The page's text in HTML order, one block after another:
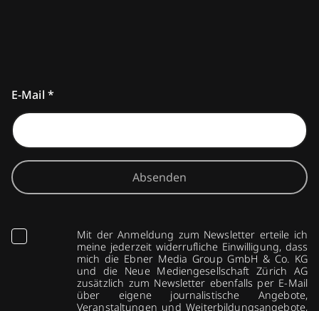
E-Mail *
Absenden
Mit der Anmeldung zum Newsletter erteile ich
meine jederzeit widerrufliche Einwilligung, dass
mich die Ebner Media Group GmbH & Co. KG
und die Neue Mediengesellschaft Zürich AG
zusätzlich zum Newsletter ebenfalls per E-Mail
über eigene journalistische Angebote,
Veranstaltungen und Weiterbildungsangebote,